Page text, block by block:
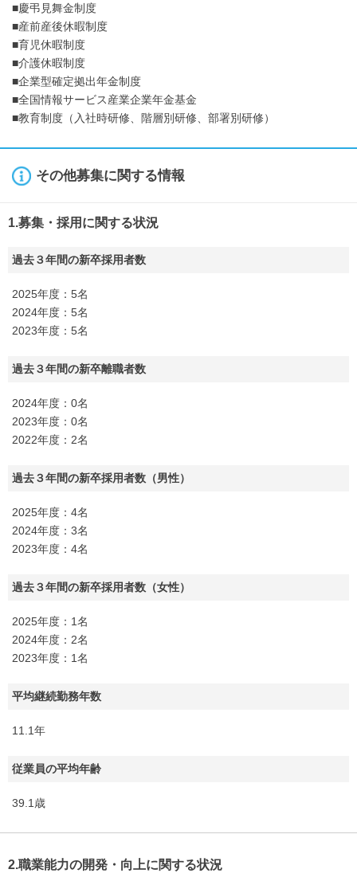
■慶弔見舞金制度
■産前産後休暇制度
■育児休暇制度
■介護休暇制度
■企業型確定拠出年金制度
■全国情報サービス産業企業年金基金
■教育制度（入社時研修、階層別研修、部署別研修）
その他募集に関する情報
1.募集・採用に関する状況
過去３年間の新卒採用者数
2025年度：5名
2024年度：5名
2023年度：5名
過去３年間の新卒離職者数
2024年度：0名
2023年度：0名
2022年度：2名
過去３年間の新卒採用者数（男性）
2025年度：4名
2024年度：3名
2023年度：4名
過去３年間の新卒採用者数（女性）
2025年度：1名
2024年度：2名
2023年度：1名
平均継続勤務年数
11.1年
従業員の平均年齢
39.1歳
2.職業能力の開発・向上に関する状況